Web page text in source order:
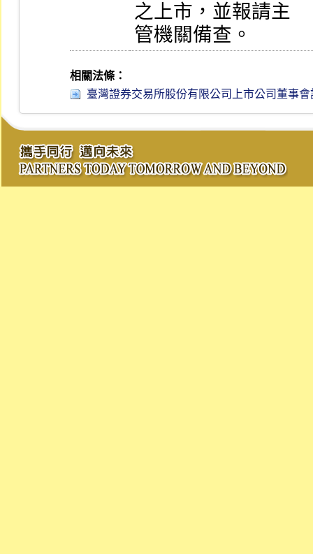
之上市，並報請主
管機關備查。
相關法條：
臺灣證券交易所股份有限公司上市公司董事